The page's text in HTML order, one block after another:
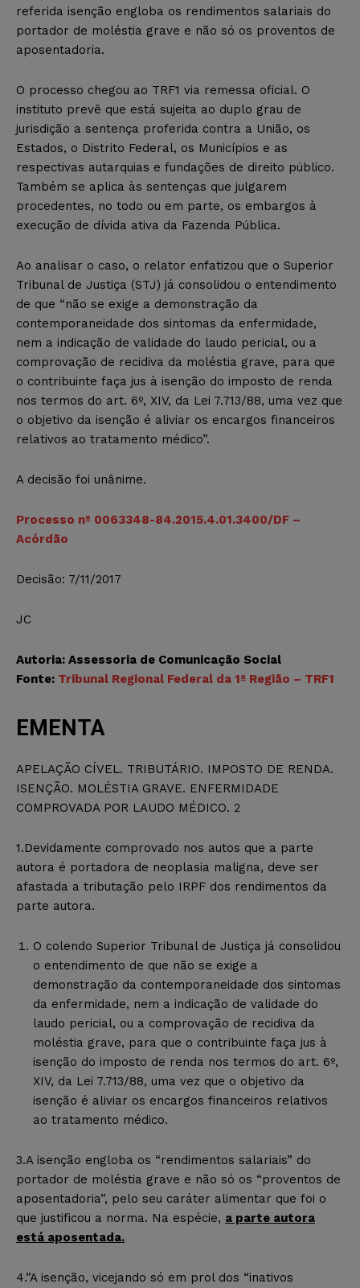
referida isenção engloba os rendimentos salariais do
portador de moléstia grave e não só os proventos de
aposentadoria.
O processo chegou ao TRF1 via remessa oficial. O
instituto prevê que está sujeita ao duplo grau de
jurisdição a sentença proferida contra a União, os
Estados, o Distrito Federal, os Municípios e as
respectivas autarquias e fundações de direito público.
Também se aplica às sentenças que julgarem
procedentes, no todo ou em parte, os embargos à
execução de dívida ativa da Fazenda Pública.
Ao analisar o caso, o relator enfatizou que o Superior
Tribunal de Justiça (STJ) já consolidou o entendimento
de que “não se exige a demonstração da
contemporaneidade dos sintomas da enfermidade,
nem a indicação de validade do laudo pericial, ou a
comprovação de recidiva da moléstia grave, para que
o contribuinte faça jus à isenção do imposto de renda
nos termos do art. 6º, XIV, da Lei 7.713/88, uma vez que
o objetivo da isenção é aliviar os encargos financeiros
relativos ao tratamento médico”.
A decisão foi unânime.
Processo nº 0063348-84.2015.4.01.3400/DF –
Acórdão
Decisão: 7/11/2017
JC
Autoria: Assessoria de Comunicação Social
Fonte: Tribunal Regional Federal da 1ª Região – TRF1
EMENTA
APELAÇÃO CÍVEL. TRIBUTÁRIO. IMPOSTO DE RENDA.
ISENÇÃO. MOLÉSTIA GRAVE. ENFERMIDADE
COMPROVADA POR LAUDO MÉDICO. 2
1.Devidamente comprovado nos autos que a parte
autora é portadora de neoplasia maligna, deve ser
afastada a tributação pelo IRPF dos rendimentos da
parte autora.
O colendo Superior Tribunal de Justiça já consolidou
o entendimento de que não se exige a
demonstração da contemporaneidade dos sintomas
da enfermidade, nem a indicação de validade do
laudo pericial, ou a comprovação de recidiva da
moléstia grave, para que o contribuinte faça jus à
isenção do imposto de renda nos termos do art. 6º,
XIV, da Lei 7.713/88, uma vez que o objetivo da
isenção é aliviar os encargos financeiros relativos
ao tratamento médico.
3.A isenção engloba os “rendimentos salariais” do
portador de moléstia grave e não só os “proventos de
aposentadoria”, pelo seu caráter alimentar que foi o
que justificou a norma. Na espécie, a parte autora
está aposentada.
4.”A isenção, vicejando só em prol dos “inativos